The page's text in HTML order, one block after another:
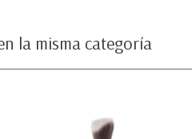
la misma categoría